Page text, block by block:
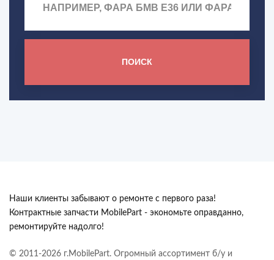
ПОИСК
Наши клиенты забывают о ремонте с первого раза!
Контрактные запчасти MobilePart - экономьте оправданно,
ремонтируйте надолго!
© 2011-2026 г.MobilePart. Огромный ассортимент б/у и